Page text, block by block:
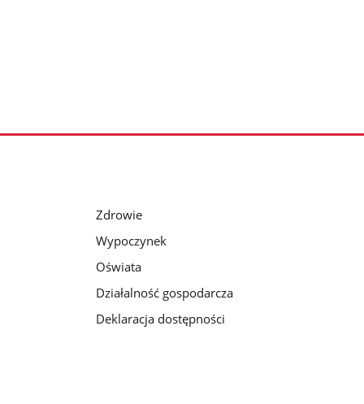
Zdrowie
Wypoczynek
Oświata
Działalność gospodarcza
Deklaracja dostępności